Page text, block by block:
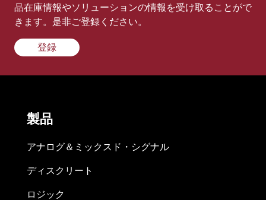
品在庫情報やソリューションの情報を受け取ることがで
きます。是非ご登録ください。
登録
製品
アナログ＆ミックスド・シグナル
ディスクリート
ロジック